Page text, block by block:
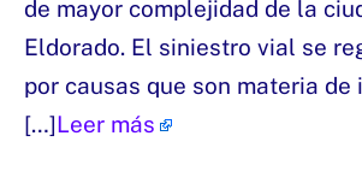
de mayor complejidad de la
Eldorado. El siniestro vial se
por causas que son materia de
[…]Leer más